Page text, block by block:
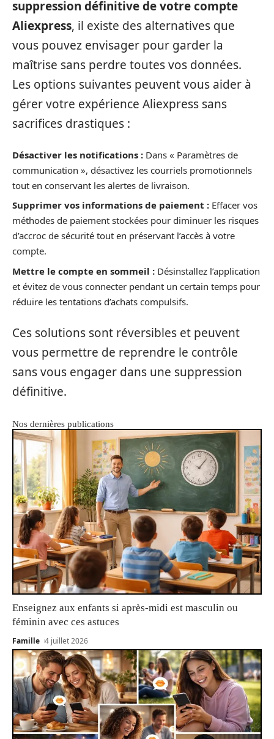
suppression définitive de votre compte
Aliexpress, il existe des alternatives que
vous pouvez envisager pour garder la
maîtrise sans perdre toutes vos données.
Les options suivantes peuvent vous aider à
gérer votre expérience Aliexpress sans
sacrifices drastiques :
Désactiver les notifications : Dans « Paramètres de
communication », désactivez les courriels promotionnels
tout en conservant les alertes de livraison.
Supprimer vos informations de paiement : Effacer vos
méthodes de paiement stockées pour diminuer les risques
d’accroc de sécurité tout en préservant l’accès à votre
compte.
Mettre le compte en sommeil : Désinstallez l’application
et évitez de vous connecter pendant un certain temps pour
réduire les tentations d’achats compulsifs.
Ces solutions sont réversibles et peuvent
vous permettre de reprendre le contrôle
sans vous engager dans une suppression
définitive.
Nos dernières publications
Enseignez aux enfants si après-midi est masculin ou
féminin avec ces astuces
Famille 4 juillet 2026